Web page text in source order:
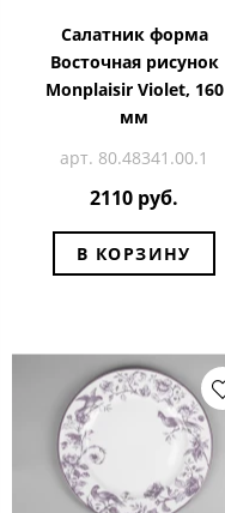
Салатник форма
Восточная рисунок
Monplaisir Violet, 160
мм
арт. 80.48341.00.1
2110 руб.
В КОРЗИНУ